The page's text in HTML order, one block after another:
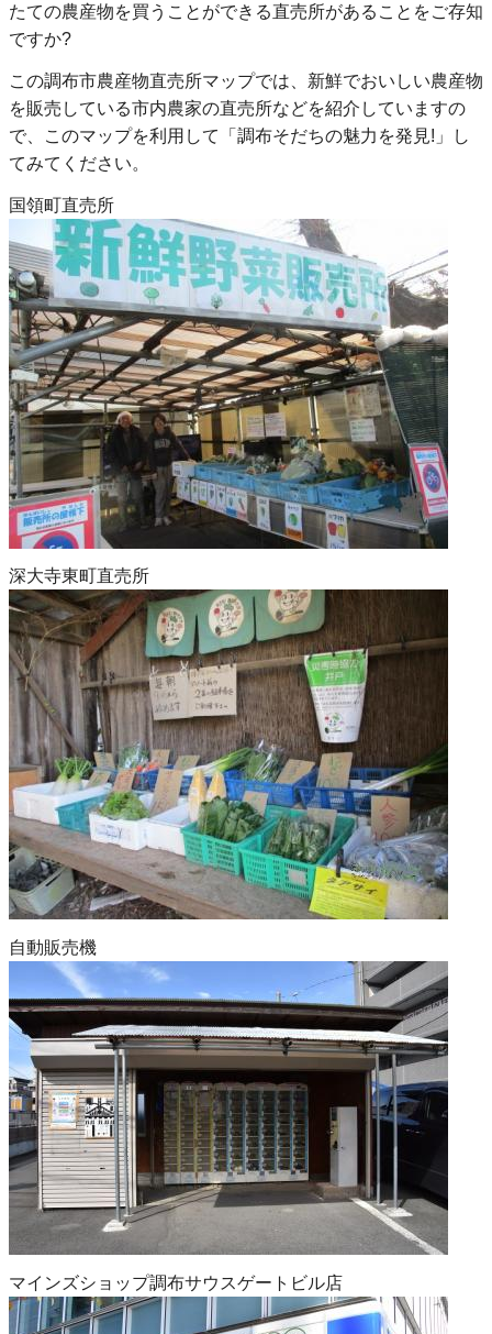
たての農産物を買うことができる直売所があることをご存知
ですか?
この調布市農産物直売所マップでは、新鮮でおいしい農産物
を販売している市内農家の直売所などを紹介していますの
で、このマップを利用して「調布そだちの魅力を発見!」し
てみてください。
国領町直売所
深大寺東町直売所
自動販売機
マインズショップ調布サウスゲートビル店